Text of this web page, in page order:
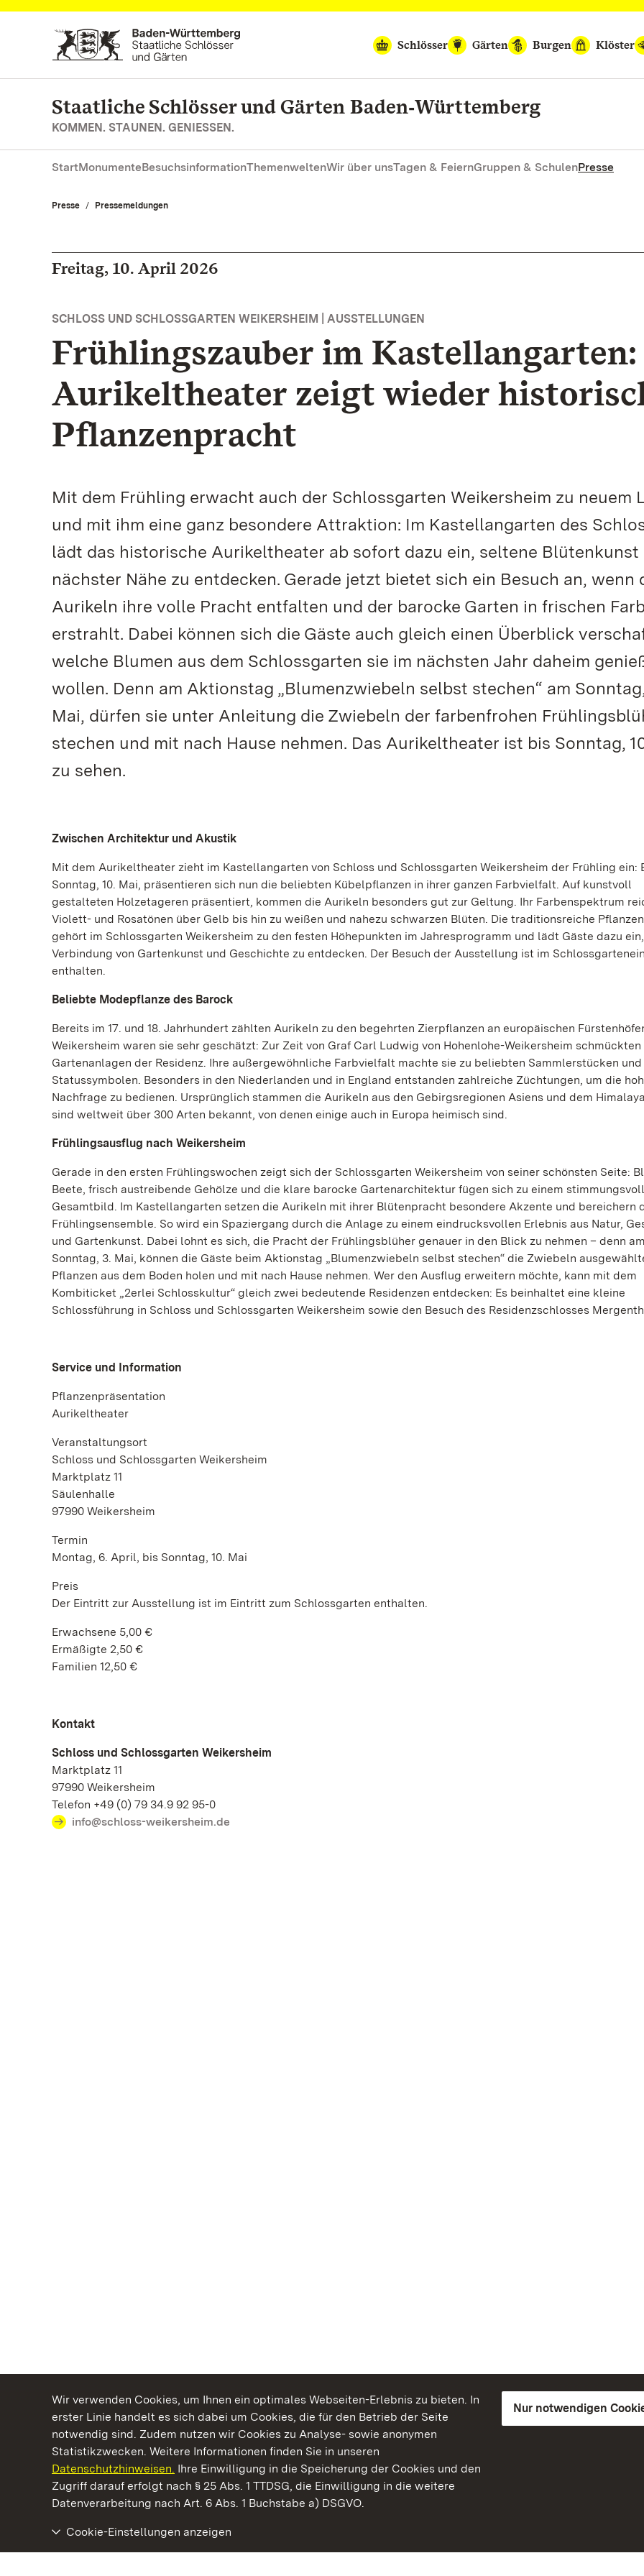
Wir verwenden Cookies, um Ihnen ein optimales Webseiten-Erlebnis zu bieten. In
erster Linie handelt es sich dabei um Cookies, die für den Betrieb der Seite
notwendig sind. Zudem nutzen wir Cookies zu Analyse- sowie anonymen
Statistikzwecken. Weitere Informationen finden Sie in unseren
Datenschutzhinweisen. Ihre Einwilligung in die Speicherung der Cookies und den
Zugriff darauf erfolgt nach § 25 Abs. 1 TTDSG, die Einwilligung in die weitere
Datenverarbeitung nach Art. 6 Abs. 1 Buchstabe a) DSGVO.
Nur notwendigen
Cookie-Einstellungen anzeigen
Zum Hauptinhalt springen
Schlösser
Gärten Burgen Klöster
Staatliche Schlösser und Gärten Baden‑Württemberg
KOMMEN. STAUNEN. GENIESSEN.
StartMonumenteBesuchsinformationThemenweltenWir über unsTagen & FeiernGruppen & SchulenPresse
Presse Pressemeldungen
Freitag, 10. April 2026
SCHLOSS UND SCHLOSSGARTEN WEIKERSHEIM | AUSSTELLUNGEN
Frühlingszauber im Kastellangarten:
Aurikeltheater zeigt wieder
Pflanzenpracht
Mit dem Frühling erwacht auch der Schlossgarten Weikersheim zu neuem
und mit ihm eine ganz besondere Attraktion: Im Kastellangarten des
lädt das historische Aurikeltheater ab sofort dazu ein, seltene Blütenkunst
nächster Nähe zu entdecken. Gerade jetzt bietet sich ein Besuch an, wenn
Aurikeln ihre volle Pracht entfalten und der barocke Garten in frischen
erstrahlt. Dabei können sich die Gäste auch gleich einen Überblick
welche Blumen aus dem Schlossgarten sie im nächsten Jahr daheim
wollen. Denn am Aktionstag „Blumenzwiebeln selbst stechen“ am
Mai, dürfen sie unter Anleitung die Zwiebeln der farbenfrohen
stechen und mit nach Hause nehmen. Das Aurikeltheater ist bis Sonntag,
zu sehen.
Zwischen Architektur und Akustik
Mit dem Aurikeltheater zieht im Kastellangarten von Schloss und Schlossgarten Weikersheim der Frühling ein:
Sonntag, 10. Mai, präsentieren sich nun die beliebten Kübelpflanzen in ihrer ganzen Farbvielfalt. Auf kunstvoll
gestalteten Holzetageren präsentiert, kommen die Aurikeln besonders gut zur Geltung. Ihr Farbenspektrum
Violett- und Rosatönen über Gelb bis hin zu weißen und nahezu schwarzen Blüten. Die traditionsreiche
gehört im Schlossgarten Weikersheim zu den festen Höhepunkten im Jahresprogramm und lädt Gäste dazu
Verbindung von Gartenkunst und Geschichte zu entdecken. Der Besuch der Ausstellung ist im
enthalten.
Beliebte Modepflanze des Barock
Bereits im 17. und 18. Jahrhundert zählten Aurikeln zu den begehrten Zierpflanzen an europäischen
Weikersheim waren sie sehr geschätzt: Zur Zeit von Graf Carl Ludwig von Hohenlohe-Weikersheim schmückten
Gartenanlagen der Residenz. Ihre außergewöhnliche Farbvielfalt machte sie zu beliebten Sammlerstücken und
Statussymbolen. Besonders in den Niederlanden und in England entstanden zahlreiche Züchtungen, um die
Nachfrage zu bedienen. Ursprünglich stammen die Aurikeln aus den Gebirgsregionen Asiens und dem
sind weltweit über 300 Arten bekannt, von denen einige auch in Europa heimisch sind.
Frühlingsausflug nach Weikersheim
Gerade in den ersten Frühlingswochen zeigt sich der Schlossgarten Weikersheim von seiner schönsten Seite:
Beete, frisch austreibende Gehölze und die klare barocke Gartenarchitektur fügen sich zu einem
Gesamtbild. Im Kastellangarten setzen die Aurikeln mit ihrer Blütenpracht besondere Akzente und bereichern
Frühlingsensemble. So wird ein Spaziergang durch die Anlage zu einem eindrucksvollen Erlebnis aus Natur,
und Gartenkunst. Dabei lohnt es sich, die Pracht der Frühlingsblüher genauer in den Blick zu nehmen – denn
Sonntag, 3. Mai, können die Gäste beim Aktionstag „Blumenzwiebeln selbst stechen“ die Zwiebeln
Pflanzen aus dem Boden holen und mit nach Hause nehmen. Wer den Ausflug erweitern möchte, kann mit dem
Kombiticket „2erlei Schlosskultur“ gleich zwei bedeutende Residenzen entdecken: Es beinhaltet eine kleine
Schlossführung in Schloss und Schlossgarten Weikersheim sowie den Besuch des Residenzschlosses
Service und Information
Pflanzenpräsentation
Aurikeltheater
Veranstaltungsort
Schloss und Schlossgarten Weikersheim
Marktplatz 11
Säulenhalle
97990 Weikersheim
Termin
Montag, 6. April, bis Sonntag, 10. Mai
Preis
Der Eintritt zur Ausstellung ist im Eintritt zum Schlossgarten enthalten.
Erwachsene 5,00 €
Ermäßigte 2,50 €
Familien 12,50 €
Kontakt
Schloss und Schlossgarten Weikersheim
Marktplatz 11
97990 Weikersheim
Telefon +49 (0) 79 34.9 92 95-0
info@schloss-weikersheim.de
Kommen. Staunen. Genießen.